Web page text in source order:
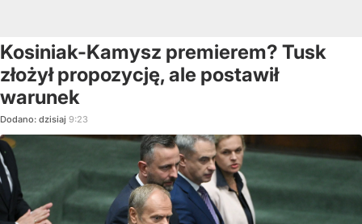
Kosiniak-Kamysz premierem? Tusk
złożył propozycję, ale postawił
warunek
Dodano: dzisiaj 9:23